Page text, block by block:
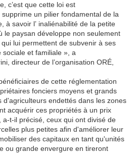
c’est que cette loi est
un pilier fondamental de la
à savoir l’ inaliénabilité de la petite
le paysan développe non seulement
lui permettent de subvenir à ses
sociale et familiale », a
directeur de l’organisation ORÉ,
de cette réglementation
fonciers moyens et grands
d'agriculteurs endettés dans les zones
acquérir ces propriétés à un prix
t-il précisé, ceux qui ont divisé de
plus petites afin d'améliorer leur
des capitaux en tant qu'unités
ou grande envergure en tireront